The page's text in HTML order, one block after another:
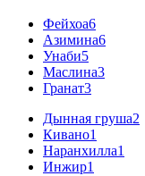
Фейхоа6
Азимина6
Унаби5
Маслина3
Гранат3
Дынная груша2
Кивано1
Наранхилла1
Инжир1